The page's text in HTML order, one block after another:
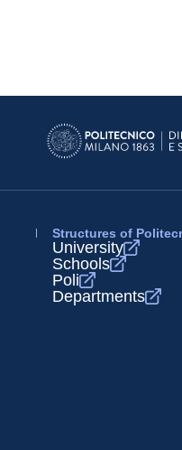
Structures of
University
Schools
Poli
Departments